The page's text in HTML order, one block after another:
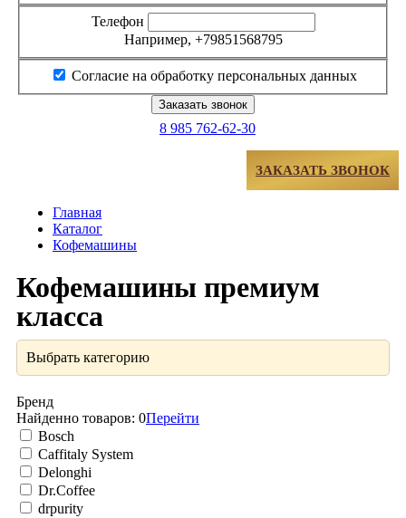
Телефон
Например, +79851568795
Согласие на обработку персональных данных
8 985 762-62-30
ЗАКАЗАТЬ ЗВОНОК
Главная
Каталог
Кофемашины
Кофемашины премиум
класса
Выбрать категорию
Бренд
Найденно товаров: 0Перейти
Bosch
Caffitaly System
Delonghi
Dr.Coffee
drpurity